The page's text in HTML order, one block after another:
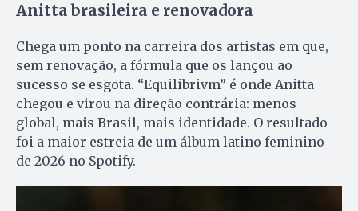
Anitta brasileira e renovadora
Chega um ponto na carreira dos artistas em que,
sem renovação, a fórmula que os lançou ao
sucesso se esgota. “Equilibrivm” é onde Anitta
chegou e virou na direção contrária: menos
global, mais Brasil, mais identidade. O resultado
foi a maior estreia de um álbum latino feminino
de 2026 no Spotify.